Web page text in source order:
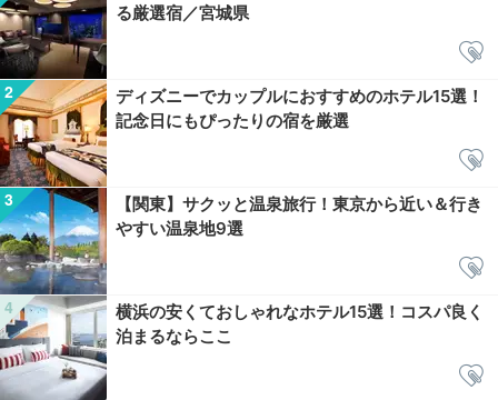
る厳選宿／宮城県
ディズニーでカップルにおすすめのホテル15選！
記念日にもぴったりの宿を厳選
【関東】サクッと温泉旅行！東京から近い＆行き
やすい温泉地9選
横浜の安くておしゃれなホテル15選！コスパ良く
泊まるならここ